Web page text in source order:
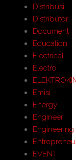
Distribusi
Distributor
Document
Education
Electrical
Electro
Emisi
Energy
Engineer
Engineering
EVENT